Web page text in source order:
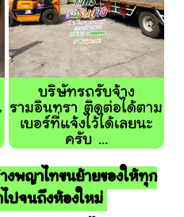
บริษัทรถรับจ้าง
รามอินทรา ติดต่อได้ตาม
เบอร์ที่แจ้งไว้ได้เลยนะ
ครับ ...
งพญาไทขนย้ายของให้ทุก
ปจนถึงห้องใหม่